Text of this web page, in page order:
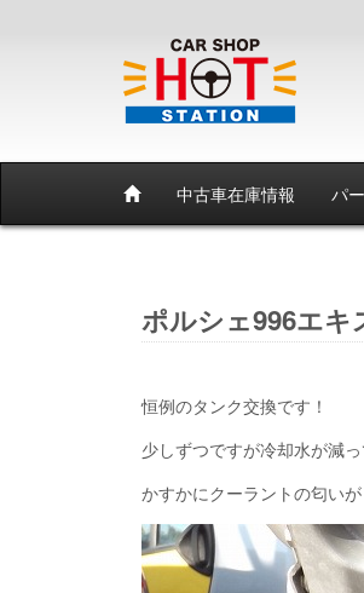
中古車在庫情報 パ
ポルシェ996エ
恒例のタンク交換です！
少しずつですが冷却水が減
かすかにクーラントの匂い